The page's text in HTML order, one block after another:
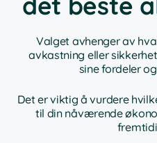
Valget avhenger av
avkastning eller
sine fordeler
Det er viktig å vurdere
til din nåværende